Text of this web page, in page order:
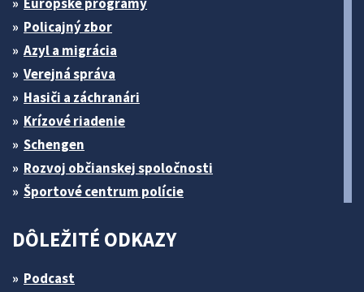
Európske programy
Policajný zbor
Azyl a migrácia
Verejná správa
Hasiči a záchranári
Krízové riadenie
Schengen
Rozvoj občianskej spoločnosti
Športové centrum polície
DÔLEŽITÉ ODKAZY
Podcast